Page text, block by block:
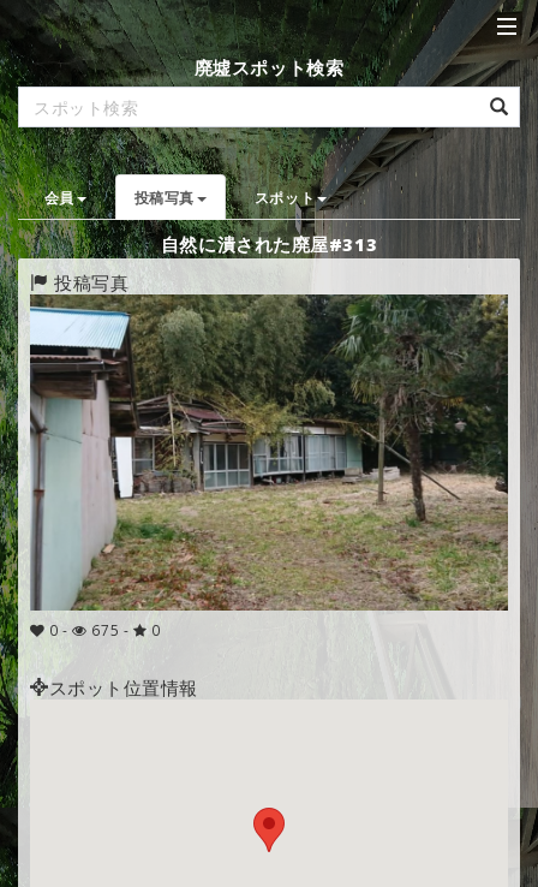
廃墟スポット検索
会員 投稿写真 スポット
自然に潰された廃屋#313
投稿写真
0 - 675 - 0
スポット位置情報